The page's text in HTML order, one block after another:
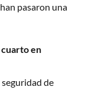
pasaron una
cuarto en
de